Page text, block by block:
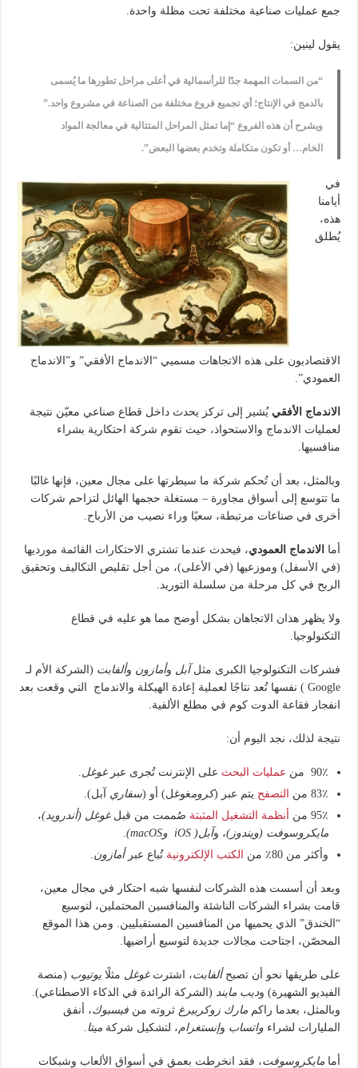
جمع عمليات صناعية مختلفة تحت مظلة واحدة.
يقول لينين:
“من السمات المهمة جدًا للرأسمالية في أعلى مراحل تطورها ما يُسمى
بالدمج في الإنتاج؛ أي تجميع فروع مختلفة من الصناعة في مشروع واحد.”
ويشرح أن هذه الفروع “إما تمثل المراحل المتتالية في معالجة المواد
الخام… أو تكون متكاملة وتخدم بعضها البعض”.
في
أيامنا
هذه،
يُطلق
الاقتصاديون على هذه الاتجاهات مسميي “الاندماج الأفقي” و”الاندماج
العمودي”.
الاندماج الأفقي يُشير إلى تركز يحدث داخل قطاع صناعي معيّن نتيجة
لعمليات الاندماج والاستحواذ، حيث تقوم شركة احتكارية بشراء
منافسيها.
وبالمثل، بعد أن تُحكم شركة ما سيطرتها على مجال معين، فإنها غالبًا
ما تتوسع إلى أسواق مجاورة – مستغلة حجمها الهائل لتزاحم شركات
أخرى في صناعات مرتبطة، سعيًا وراء نصيب من الأرباح.
أما الاندماج العمودي، فيحدث عندما تشتري الاحتكارات القائمة مورديها
(في الأسفل) وموزعيها (في الأعلى)، من أجل تقليص التكاليف وتحقيق
الربح في كل مرحلة من سلسلة التوريد.
ولا يظهر هذان الاتجاهان بشكل أوضح مما هو عليه في قطاع
التكنولوجيا.
فشركات التكنولوجيا الكبرى مثلآبل وأمازون وألفابت (الشركة الأم لـ
Google ) نفسها تُعد نتاجًا لعملية إعادة الهيكلة والاندماج التي وقعت بعد
انفجار فقاعة الدوت كوم في مطلع الألفية.
نتيجة لذلك، نجد اليوم أن:
90٪ من عمليات البحث على الإنترنت تُجرى عبرغوغل
83٪ من
التصفح يتم عبر (كرومغوغل) أو (سفاري آبل).
95٪ من
أنظمة التشغيل المثبتة صُممت من قبلغوغل (أندرويد)،
مايكروسوفت (ويندوز)، وآبل( iOS وmacOS)
وأكثر من 80٪ من
الكتب الإلكترونية تُباع عبرأمازون
وبعد أن أسست هذه الشركات لنفسها شبه احتكار في مجال معين،
قامت بشراء الشركات الناشئة والمنافسين المحتملين، لتوسيع
“الخندق” الذي يحميها من المنافسين المستقبليين. ومن هذا الموقع
المحصّن، اجتاحت مجالات جديدة لتوسيع أراضيها.
على طريقها نحو أن تصبحألفابت، اشترتغوغل مثلًايوتيوب (منصة
الفيديو الشهيرة) وديب مايند (الشركة الرائدة في الذكاء الاصطناعي).
وبالمثل، بعدما راكممارك زوكربيرغ ثروته منفيسبوك، أنفق
المليارات لشراءواتساب وإنستغرام، لتشكيل شركةميتا
أمامايكروسوفت، فقد انخرطت بعمق في أسواق الألعاب وشبكات